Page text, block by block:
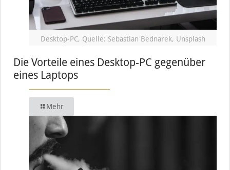
Desktop-PC, Quelle: Sebastian Bednarek, Unsplash
Die Vorteile eines Desktop-PC gegenüber
eines Laptops
Mehr